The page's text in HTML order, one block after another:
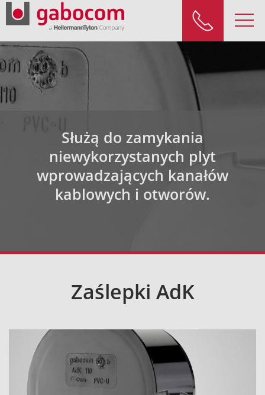
Służą do zamykania
niewykorzystanych plyt
wprowadzających kanałów
kablowych i otworów.
Zaślepki AdK